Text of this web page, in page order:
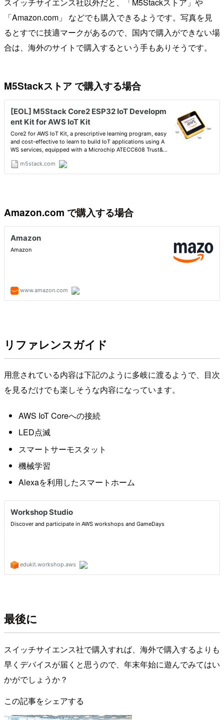
「Amazon.com」 などでも購入できるようです。写真を見
るとすでに技適マークがあるので、国内で購入ができない場
合は、海外のサイトで購入するという手もありそうです。
M5Stackストア で購入する場合
Amazon.com で購入する場合
リファレンスガイド
用意されている内容は下記のように多岐に渡るようで、目次
を見るだけでも楽しそうな内容になっています。
AWS IoT Coreへの接続
LED点滅
スマートサーモスタット
機械学習
Alexaを利用したスマートホーム
最後に
スイッチサイエンス社で購入すれば、海外で購入するよりも
早くデバイスが届くと思うので、年末年始に遊んでみてはい
かがでしょうか？
この記事をシェアする